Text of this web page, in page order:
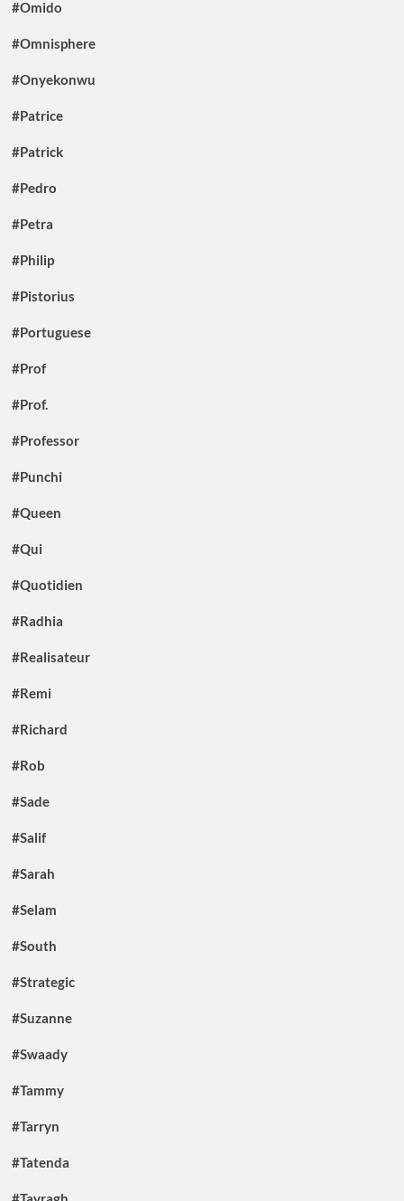
#Omido
#Omnisphere
#Onyekonwu
#Patrice
#Patrick
#Pedro
#Petra
#Philip
#Pistorius
#Portuguese
#Prof
#Prof.
#Professor
#Punchi
#Queen
#Qui
#Quotidien
#Radhia
#Realisateur
#Remi
#Richard
#Rob
#Sade
#Salif
#Sarah
#Selam
#South
#Strategic
#Suzanne
#Swaady
#Tammy
#Tarryn
#Tatenda